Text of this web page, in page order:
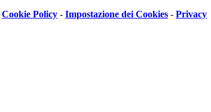
Cookie Policy - Impostazione dei Cookies - Privacy